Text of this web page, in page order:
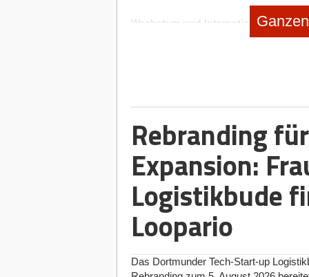
Wachstum und Internationalisierung
Verantwortung gehört auch in der
ausgebildeter Zahnärzte. Mit unserer
gleichermaßen profitieren, ebnen wir
wichtig die Digitalisierung der
schätzen die Transparenz und
Besonders profitieren sie von den
unsere Partnerzahnärzte erschließen
Hat Ihnen der Artikel gefallen?
Rebranding
Expansion:
Logistikbude
Loopario
Das Dortmunder Tech-Start-up